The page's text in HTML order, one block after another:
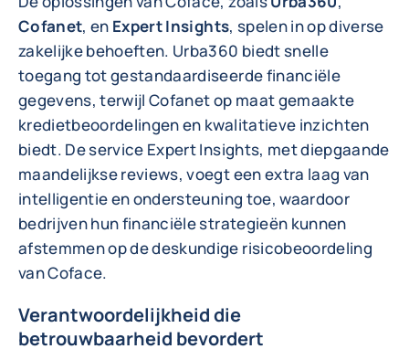
Cofanet, en Expert Insights, spelen in op diverse
zakelijke behoeften. Urba360 biedt snelle
toegang tot gestandaardiseerde financiële
gegevens, terwijl Cofanet op maat gemaakte
kredietbeoordelingen en kwalitatieve inzichten
biedt. De service Expert Insights, met diepgaande
maandelijkse reviews, voegt een extra laag van
intelligentie en ondersteuning toe, waardoor
bedrijven hun financiële strategieën kunnen
afstemmen op de deskundige risicobeoordeling
van Coface.
Verantwoordelijkheid die
betrouwbaarheid bevordert